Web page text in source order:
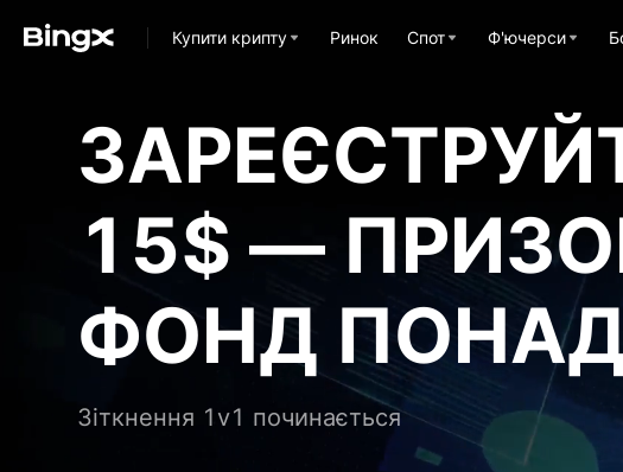
Купити крипту Ринок Спот Ф'ючерси
15$ —
ФОНД
$!
Зіткнення 1v1 починається